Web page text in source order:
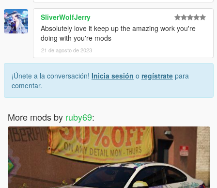
SliverWolfJerry
Absolutely love it keep up the amazing work you're
doing with you're mods
21 de agosto de 2023
¡Únete a la conversación! Inicia sesión o regístrate para
comentar.
More mods by ruby69: